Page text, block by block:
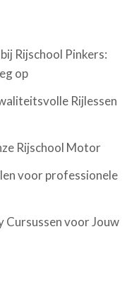
Rijschool Pinkers:
op
Rijlessen
Rijschool Motor
voor professionele
Cursussen voor Jouw